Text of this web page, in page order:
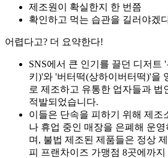
제조원이 확실한지 한 번쯤
확인하고 먹는 습관을 길러야겠
어렵다고? 더 요약한다!
SNS에서 큰 인기를 끌던 디저트
키)'와 '버터떡(상하이버터떡)'을
로 제조하고 유통한 업자들과 법
적발되었습니다.
이들은 단속을 피하기 위해 제조
나 휴업 중인 매장을 은폐해 운
며, 불법 제조된 제품들은 정상
피 프랜차이즈 가맹점 8곳에까